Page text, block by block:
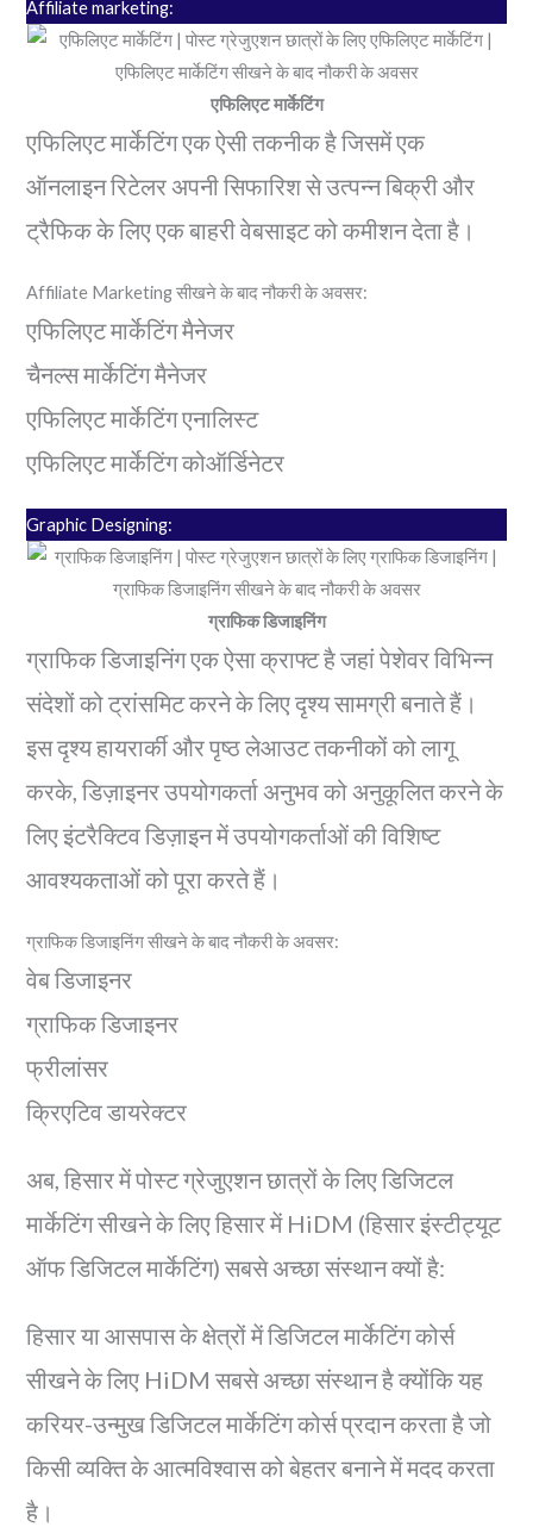
Affiliate marketing:
एफिलिएट मार्केटिंग
एफिलिएट मार्केटिंग एक ऐसी तकनीक है जिसमें एक
ऑनलाइन रिटेलर अपनी सिफारिश से उत्पन्न बिक्री और
ट्रैफिक के लिए एक बाहरी वेबसाइट को कमीशन देता है।
Affiliate Marketing सीखने के बाद नौकरी के अवसर:
एफिलिएट मार्केटिंग मैनेजर
चैनल्स मार्केटिंग मैनेजर
एफिलिएट मार्केटिंग एनालिस्ट
एफिलिएट मार्केटिंग कोऑर्डिनेटर
Graphic Designing:
ग्राफिक डिजाइनिंग
ग्राफिक डिजाइनिंग एक ऐसा क्राफ्ट है जहां पेशेवर विभिन्न
संदेशों को ट्रांसमिट करने के लिए दृश्य सामग्री बनाते हैं।
इस दृश्य हायरार्की और पृष्ठ लेआउट तकनीकों को लागू
करके, डिज़ाइनर उपयोगकर्ता अनुभव को अनुकूलित करने के
लिए इंटरैक्टिव डिज़ाइन में उपयोगकर्ताओं की विशिष्ट
आवश्यकताओं को पूरा करते हैं।
ग्राफिक डिजाइनिंग सीखने के बाद नौकरी के अवसर:
वेब डिजाइनर
ग्राफिक डिजाइनर
फ्रीलांसर
क्रिएटिव डायरेक्टर
अब, हिसार में पोस्ट ग्रेजुएशन छात्रों के लिए डिजिटल
मार्केटिंग सीखने के लिए हिसार में HiDM (हिसार इंस्टीट्यूट
ऑफ डिजिटल मार्केटिंग) सबसे अच्छा संस्थान क्यों है:
हिसार या आसपास के क्षेत्रों में डिजिटल मार्केटिंग कोर्स
सीखने के लिए HiDM सबसे अच्छा संस्थान है क्योंकि यह
करियर-उन्मुख डिजिटल मार्केटिंग कोर्स प्रदान करता है जो
किसी व्यक्ति के आत्मविश्वास को बेहतर बनाने में मदद करता
है।